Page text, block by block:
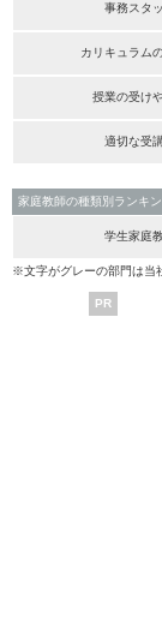
事務スタ
カリキュラム
授業の受け
適切な受
家庭教師の種類別ランキ
学生家庭
※文字がグレーの部門は当
PR